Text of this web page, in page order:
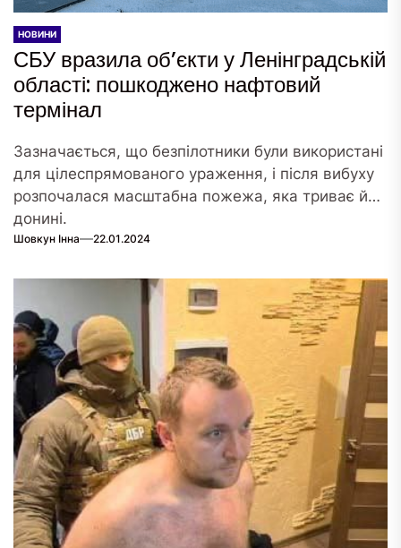
НОВИНИ
СБУ вразила об’єкти у Ленінградській
області: пошкоджено нафтовий
термінал
Зазначається, що безпілотники були використані
для цілеспрямованого ураження, і після вибуху
розпочалася масштабна пожежа, яка триває й
донині.
Шовкун Інна 22.01.2024